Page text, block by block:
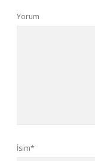
Yorum
İsim*